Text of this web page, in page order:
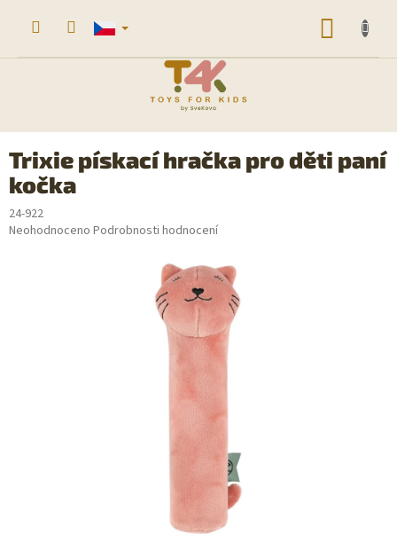
Trixie pískací hračka pro děti paní
kočka
24-922
Průměrné
Neohodnoceno Podrobnosti hodnocení